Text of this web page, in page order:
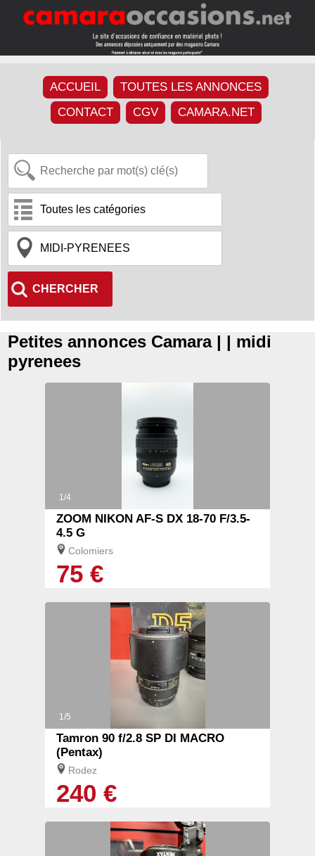
ACCUEIL
TOUTES LES ANNONCES
CONTACT
CGV CAMARA.NET
CHERCHER
Petites annonces Camara | | midi
pyrenees
1/4
ZOOM NIKON AF-S DX 18-70 F/3.5-
4.5 G
Colomiers
75 €
1/5
Tamron 90 f/2.8 SP DI MACRO
(Pentax)
Rodez
240 €